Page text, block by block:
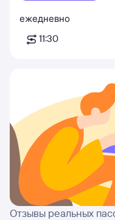
ежедневно
11:30
Отзывы реальных